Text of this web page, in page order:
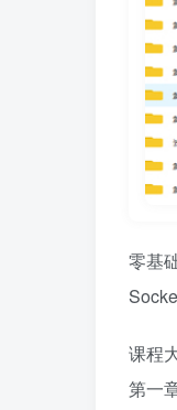
零基
课程
第一